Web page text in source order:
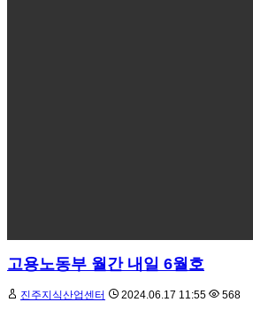
고용노동부 월간 내일 6월호
진주지식산업센터 2024.06.17 11:55 568